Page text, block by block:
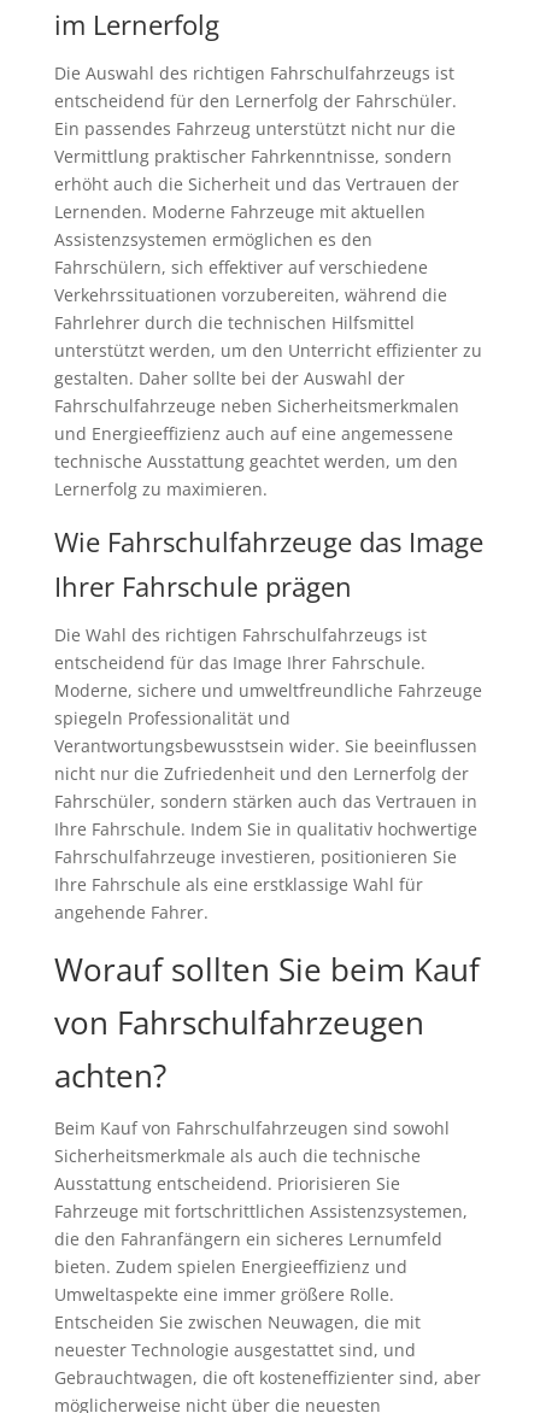
im Lernerfolg
Die Auswahl des richtigen Fahrschulfahrzeugs ist
entscheidend für den Lernerfolg der Fahrschüler.
Ein passendes Fahrzeug unterstützt nicht nur die
Vermittlung praktischer Fahrkenntnisse, sondern
erhöht auch die Sicherheit und das Vertrauen der
Lernenden. Moderne Fahrzeuge mit aktuellen
Assistenzsystemen ermöglichen es den
Fahrschülern, sich effektiver auf verschiedene
Verkehrssituationen vorzubereiten, während die
Fahrlehrer durch die technischen Hilfsmittel
unterstützt werden, um den Unterricht effizienter zu
gestalten. Daher sollte bei der Auswahl der
Fahrschulfahrzeuge neben Sicherheitsmerkmalen
und Energieeffizienz auch auf eine angemessene
technische Ausstattung geachtet werden, um den
Lernerfolg zu maximieren.
Wie Fahrschulfahrzeuge das Image
Ihrer Fahrschule prägen
Die Wahl des richtigen Fahrschulfahrzeugs ist
entscheidend für das Image Ihrer Fahrschule.
Moderne, sichere und umweltfreundliche Fahrzeuge
spiegeln Professionalität und
Verantwortungsbewusstsein wider. Sie beeinflussen
nicht nur die Zufriedenheit und den Lernerfolg der
Fahrschüler, sondern stärken auch das Vertrauen in
Ihre Fahrschule. Indem Sie in qualitativ hochwertige
Fahrschulfahrzeuge investieren, positionieren Sie
Ihre Fahrschule als eine erstklassige Wahl für
angehende Fahrer.
Worauf sollten Sie beim Kauf
von Fahrschulfahrzeugen
achten?
Beim Kauf von Fahrschulfahrzeugen sind sowohl
Sicherheitsmerkmale als auch die technische
Ausstattung entscheidend. Priorisieren Sie
Fahrzeuge mit fortschrittlichen Assistenzsystemen,
die den Fahranfängern ein sicheres Lernumfeld
bieten. Zudem spielen Energieeffizienz und
Umweltaspekte eine immer größere Rolle.
Entscheiden Sie zwischen Neuwagen, die mit
neuester Technologie ausgestattet sind, und
Gebrauchtwagen, die oft kosteneffizienter sind, aber
möglicherweise nicht über die neuesten